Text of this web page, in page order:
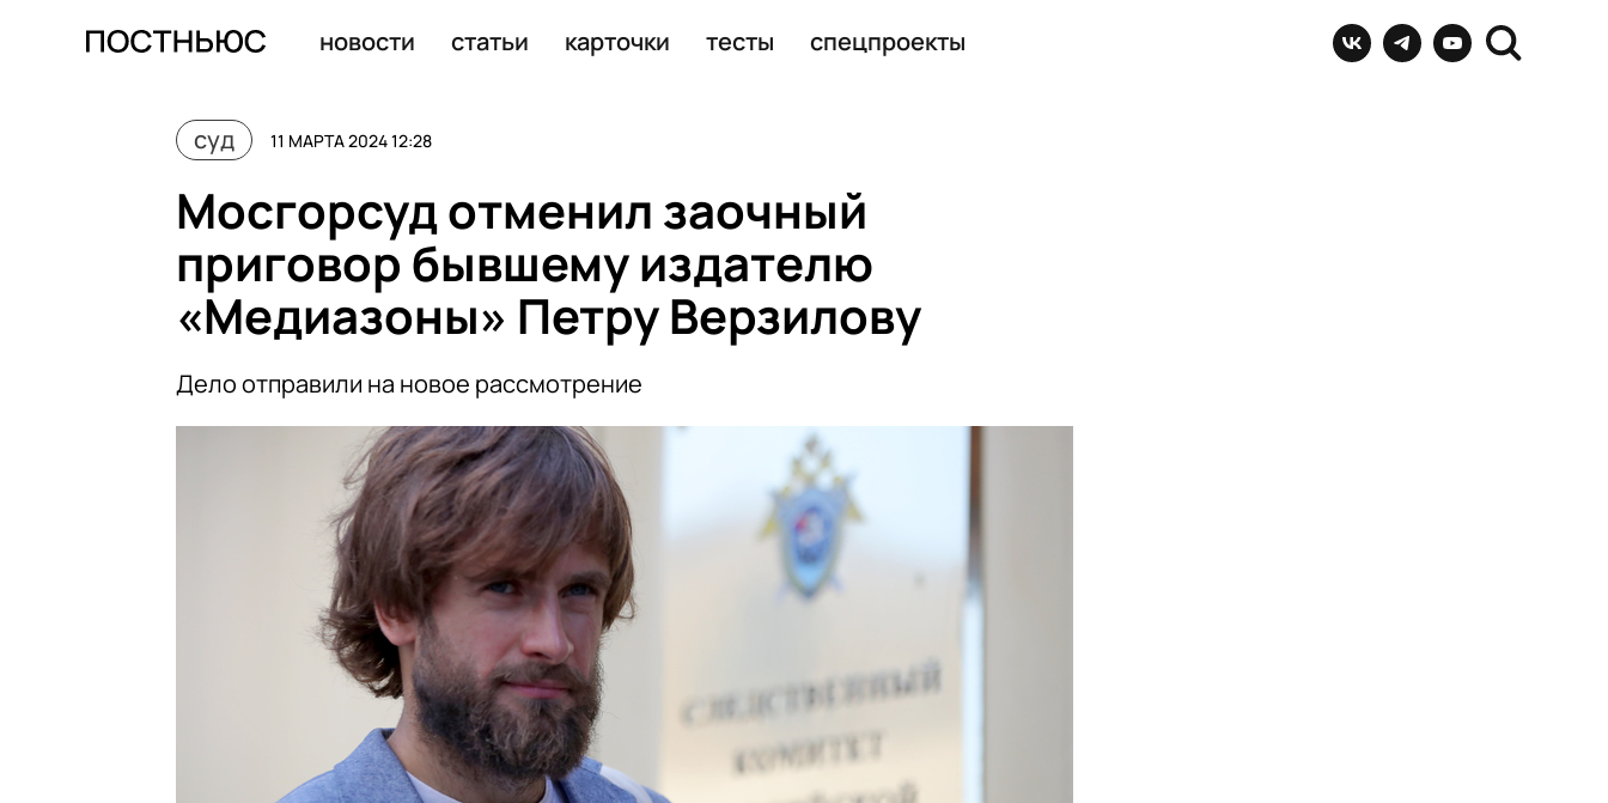
новости статьи карточки тесты спецпроекты
суд 11 МАРТА 2024 12:28
Мосгорсуд отменил заочный
приговор бывшему издателю
«Медиазоны» Петру Верзилову
Дело отправили на новое рассмотрение